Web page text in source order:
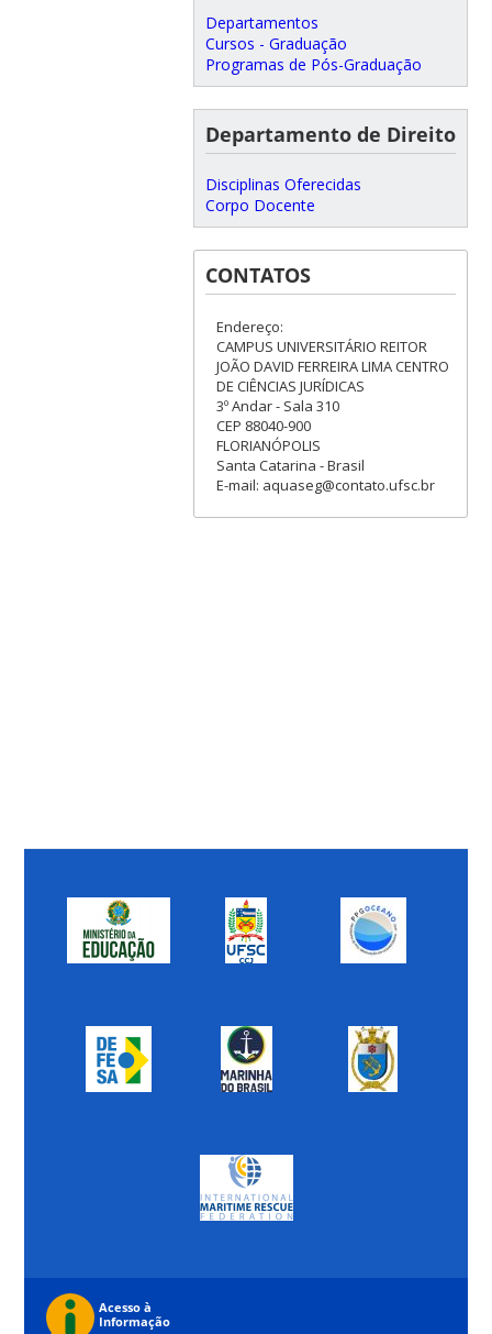
Departamentos
Cursos - Graduação
Programas de Pós-Graduação
Departamento de Direito
Disciplinas Oferecidas
Corpo Docente
CONTATOS
Endereço:
CAMPUS UNIVERSITÁRIO REITOR
JOÃO DAVID FERREIRA LIMA CENTRO
DE CIÊNCIAS JURÍDICAS
3º Andar - Sala 310
CEP 88040-900
FLORIANÓPOLIS
Santa Catarina - Brasil
E-mail: aquaseg@contato.ufsc.br